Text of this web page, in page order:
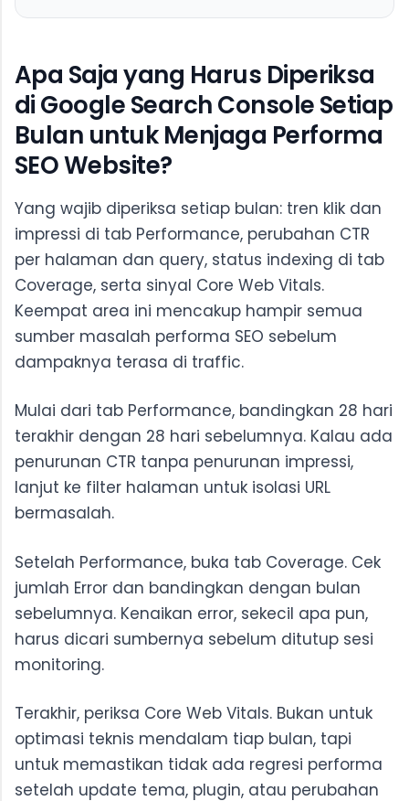
Apa Saja yang Harus Diperiksa
di Google Search Console Setiap
Bulan untuk Menjaga Performa
SEO Website?
Yang wajib diperiksa setiap bulan: tren klik dan
impressi di tab Performance, perubahan CTR
per halaman dan query, status indexing di tab
Coverage, serta sinyal Core Web Vitals.
Keempat area ini mencakup hampir semua
sumber masalah performa SEO sebelum
dampaknya terasa di traffic.
Mulai dari tab Performance, bandingkan 28 hari
terakhir dengan 28 hari sebelumnya. Kalau ada
penurunan CTR tanpa penurunan impressi,
lanjut ke filter halaman untuk isolasi URL
bermasalah.
Setelah Performance, buka tab Coverage. Cek
jumlah Error dan bandingkan dengan bulan
sebelumnya. Kenaikan error, sekecil apa pun,
harus dicari sumbernya sebelum ditutup sesi
monitoring.
Terakhir, periksa Core Web Vitals. Bukan untuk
optimasi teknis mendalam tiap bulan, tapi
untuk memastikan tidak ada regresi performa
setelah update tema, plugin, atau perubahan